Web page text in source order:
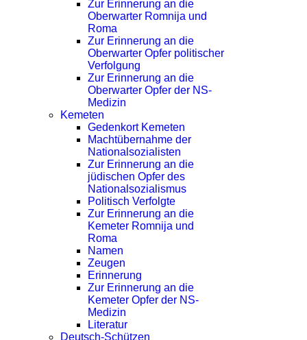
Zur Erinnerung an die
Oberwarter Romnija und
Roma
Zur Erinnerung an die
Oberwarter Opfer politischer
Verfolgung
Zur Erinnerung an die
Oberwarter Opfer der NS-
Medizin
Kemeten
Gedenkort Kemeten
Machtübernahme der
Nationalsozialisten
Zur Erinnerung an die
jüdischen Opfer des
Nationalsozialismus
Politisch Verfolgte
Zur Erinnerung an die
Kemeter Romnija und
Roma
Namen
Zeugen
Erinnerung
Zur Erinnerung an die
Kemeter Opfer der NS-
Medizin
Literatur
Deutsch-Schützen